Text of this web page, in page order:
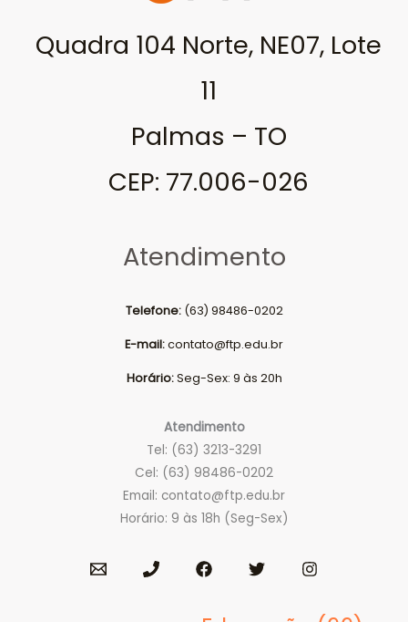
Quadra 104 Norte, NE07, Lote
11
Palmas – TO
CEP: 77.006-026
Atendimento
Telefone: (63) 98486-0202
E-mail:contato@ftp.edu.br
Horário:Seg-Sex: 9 às 20h
Atendimento
Tel: (63) 3213-3291
Cel: (63) 98486-0202
Email: contato@ftp.edu.br
Horário: 9 às 18h (Seg-Sex)